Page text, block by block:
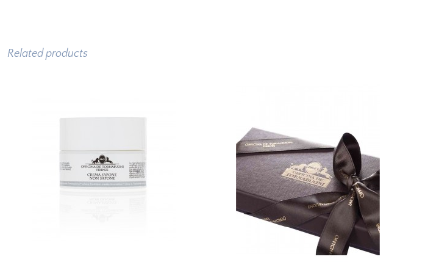
Related products